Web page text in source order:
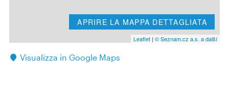
APRIRE LA MAPPA DETTAGLIATA
Leaflet | © Seznam.cz a.s. a další
Visualizza in Google Maps